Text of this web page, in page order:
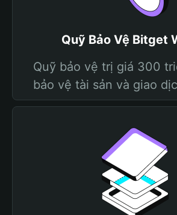
Quỹ Bảo Vệ Bitget
Quỹ bảo vệ trị giá 300
bảo vệ tài sản và giao